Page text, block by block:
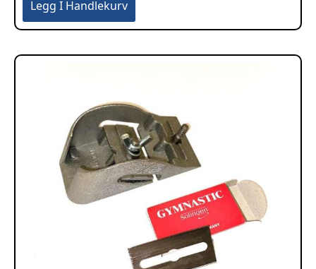
Legg I Handlekurv